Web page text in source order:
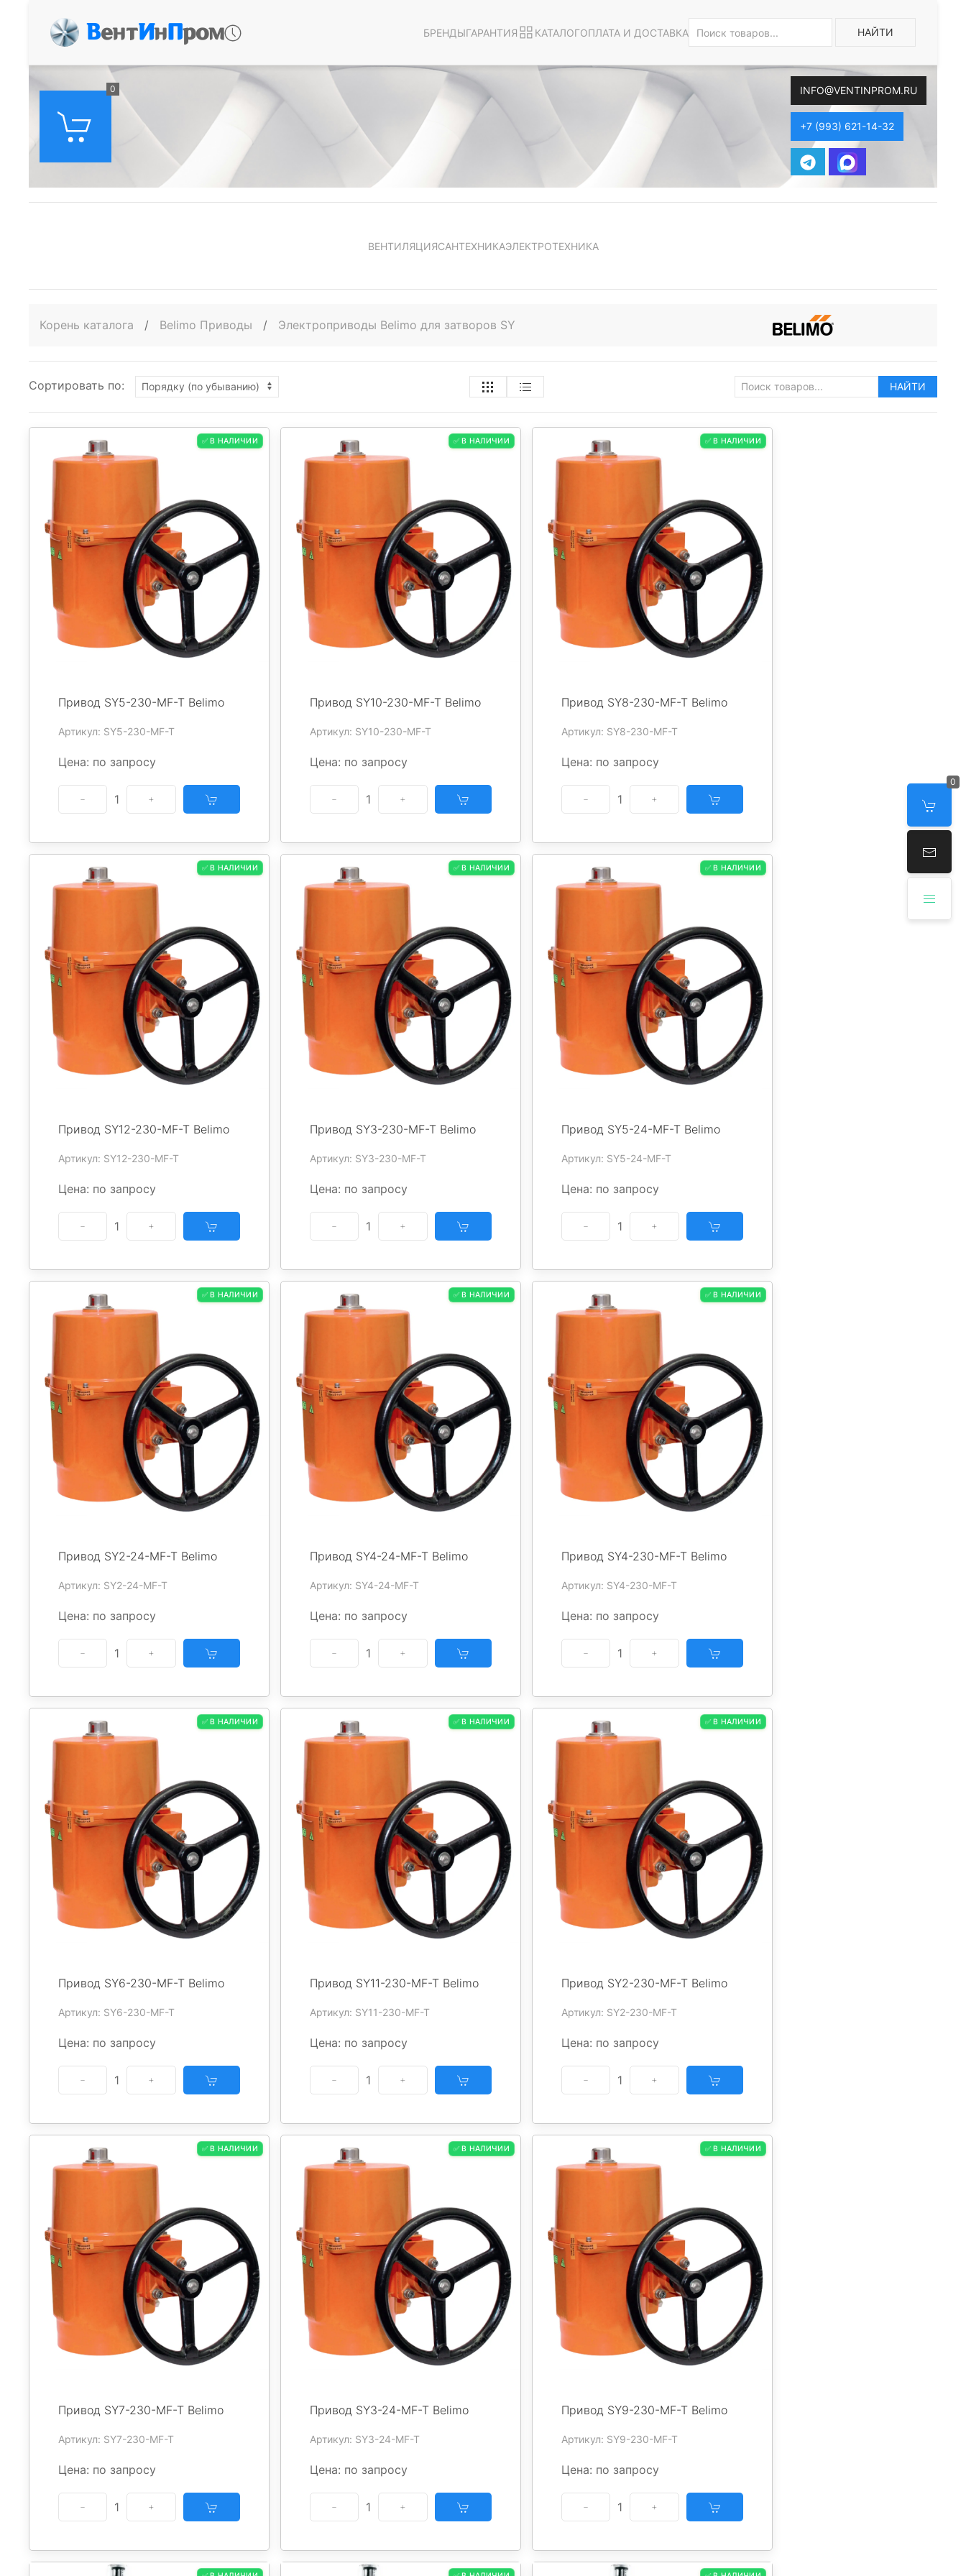
ВентИнПром БРЕНДЫГАРАНТИЯ КАТАЛОГОПЛАТА И ДОСТАВКА НАЙТИ
0 INFO@VENTINPROM.RU
+7 (993) 621-14-32
0
ВЕНТИЛЯЦИЯСАНТЕХНИКАЭЛЕКТРОТЕХНИКА
Корень каталога / Belimo Приводы / Электроприводы Belimo для затворов SY
Сортировать по: НАЙТИ
✅ В НАЛИЧИИ
Привод SY5-230-MF-T Belimo
Артикул: SY5-230-MF-T
Цена: по запросу
1
✅ В НАЛИЧИИ
Привод SY10-230-MF-T Belimo
Артикул: SY10-230-MF-T
Цена: по запросу
1
✅ В НАЛИЧИИ
Привод SY8-230-MF-T Belimo
Артикул: SY8-230-MF-T
Цена: по запросу
1
✅ В НАЛИЧИИ
Привод SY12-230-MF-T Belimo
Артикул: SY12-230-MF-T
Цена: по запросу
1
✅ В НАЛИЧИИ
Привод SY3-230-MF-T Belimo
Артикул: SY3-230-MF-T
Цена: по запросу
1
✅ В НАЛИЧИИ
Привод SY5-24-MF-T Belimo
Артикул: SY5-24-MF-T
Цена: по запросу
1
✅ В НАЛИЧИИ
Привод SY2-24-MF-T Belimo
Артикул: SY2-24-MF-T
Цена: по запросу
1
✅ В НАЛИЧИИ
Привод SY4-24-MF-T Belimo
Артикул: SY4-24-MF-T
Цена: по запросу
1
✅ В НАЛИЧИИ
Привод SY4-230-MF-T Belimo
Артикул: SY4-230-MF-T
Цена: по запросу
1
✅ В НАЛИЧИИ
Привод SY6-230-MF-T Belimo
Артикул: SY6-230-MF-T
Цена: по запросу
1
✅ В НАЛИЧИИ
Привод SY11-230-MF-T Belimo
Артикул: SY11-230-MF-T
Цена: по запросу
1
✅ В НАЛИЧИИ
Привод SY2-230-MF-T Belimo
Артикул: SY2-230-MF-T
Цена: по запросу
1
✅ В НАЛИЧИИ
Привод SY7-230-MF-T Belimo
Артикул: SY7-230-MF-T
Цена: по запросу
1
✅ В НАЛИЧИИ
Привод SY3-24-MF-T Belimo
Артикул: SY3-24-MF-T
Цена: по запросу
1
✅ В НАЛИЧИИ
Привод SY9-230-MF-T Belimo
Артикул: SY9-230-MF-T
Цена: по запросу
1